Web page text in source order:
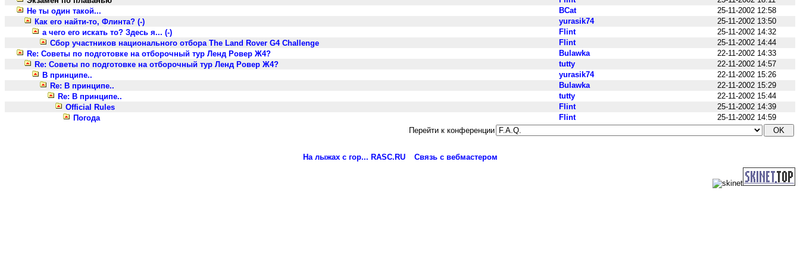
Не ты один такой...
BCat
25-11-2002 12:58
Как его найти-то, Флинта? (-)
yurasik74
25-11-2002 13:50
а чего его искать то? Здесь я... (-)
Flint
25-11-2002 14:32
Сбор участников национального отбора The Land Rover G4 Challenge
Flint
25-11-2002 14:44
Re: Советы по подготовке на отборочный тур Ленд Ровер Ж4?
Bulawka
22-11-2002 14:33
Re: Советы по подготовке на отборочный тур Ленд Ровер Ж4?
tutty
22-11-2002 14:57
В принципе..
yurasik74
22-11-2002 15:26
Re: В принципе..
Bulawka
22-11-2002 15:29
Re: В принципе..
tutty
22-11-2002 15:44
Official Rules
Flint
25-11-2002 14:39
Погода
Flint
25-11-2002 14:59
Перейти к конференции
На лыжах с гор... RASC.RU Связь с вебмастером